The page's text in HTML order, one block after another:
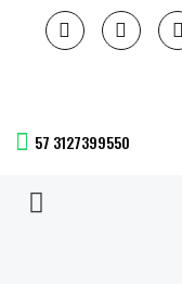
57 3127399550